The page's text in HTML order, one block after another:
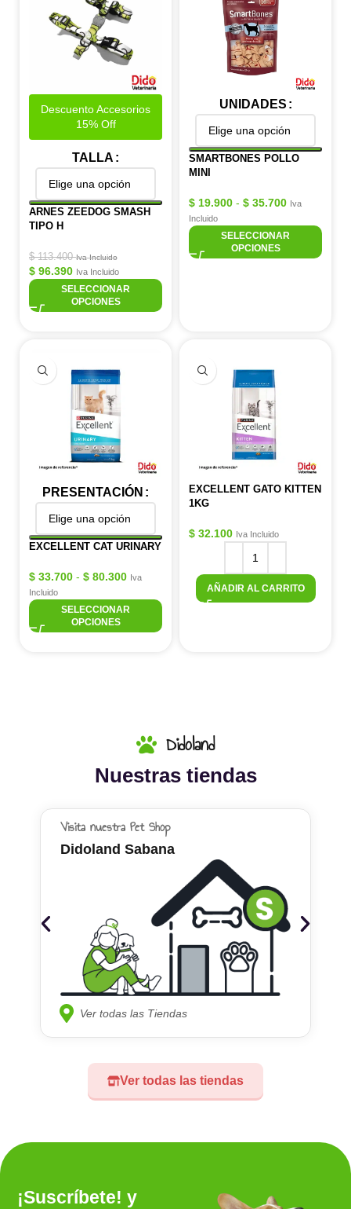
Descuento Accesorios
15% Off
TALLA
ARNES ZEEDOG SMASH
TIPO H
$113.400 Iva Incluido
$ 96.390 Iva Incluido
SELECCIONAR
OPCIONES
UNIDADES
SMARTBONES POLLO
MINI
$ 19.900 - $ 35.700 Iva
Incluido
SELECCIONAR
OPCIONES
PRESENTACIÓN
EXCELLENT CAT URINARY
$ 33.700 - $ 80.300 Iva
Incluido
SELECCIONAR
OPCIONES
EXCELLENT GATO KITTEN
1KG
$ 32.100 Iva Incluido
AÑADIR AL CARRITO
Didoland
Nuestras tiendas
Ver todas las tiendas
Visita nuestra Pet Shop
Didoland Sabana
Ver todas las Tiendas
¡Suscríbete! y